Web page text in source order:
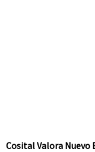
Cosital Valora